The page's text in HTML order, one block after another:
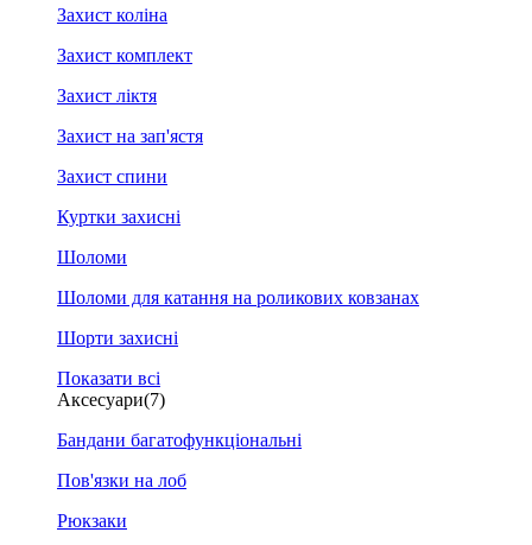
Захист коліна
Захист комплект
Захист ліктя
Захист на зап'ястя
Захист спини
Куртки захисні
Шоломи
Шоломи для катання на роликових ковзанах
Шорти захисні
Показати всі
Аксесуари(7)
Бандани багатофункціональні
Пов'язки на лоб
Рюкзаки